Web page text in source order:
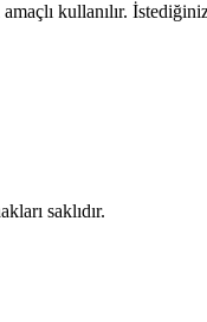
kullanılır.
saklıdır.